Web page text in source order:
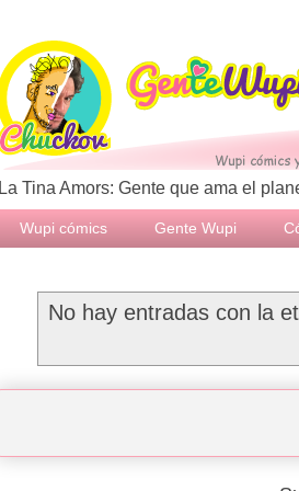
La Tina Amors: Gente que ama el
Wupi cómics Gente Wupi
No hay entradas con la